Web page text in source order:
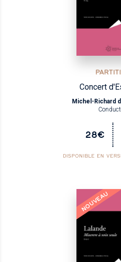
Concert
Michel-Richard
28€
DISPONIBLE EN
NOUVEAU